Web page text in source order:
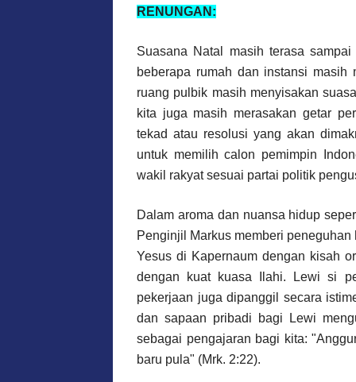
RENUNGAN:
Suasana Natal masih terasa
beberapa rumah dan instansi masih
ruang pulbik masih menyisakan
kita juga masih merasakan getar
tekad atau resolusi yang akan
untuk memilih calon pemimpin
wakil rakyat sesuai partai politik
Dalam aroma dan nuansa hidup
Penginjil Markus memberi
Yesus di Kapernaum dengan kisah
dengan kuat kuasa Ilahi. Lewi si
pekerjaan juga dipanggil secara
dan sapaan pribadi bagi Lewi
sebagai pengajaran bagi kita:
baru pula" (Mrk. 2:22).